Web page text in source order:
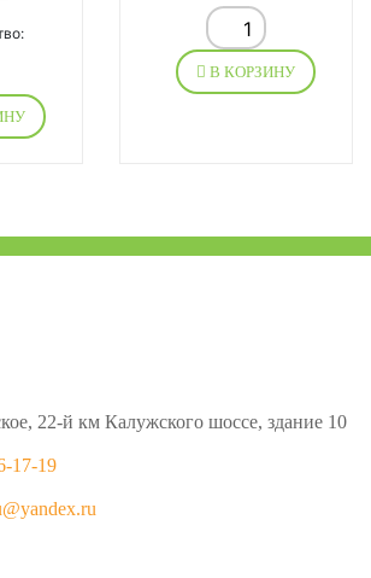
В КОРЗИНУ
22-й км Калужского шоссе, здание 10
17-19